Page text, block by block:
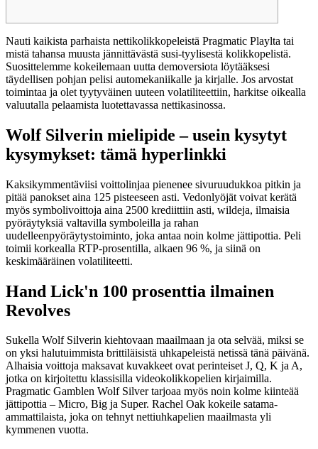
Nauti kaikista parhaista nettikolikkopeleistä Pragmatic Playlta tai
mistä tahansa muusta jännittävästä susi-tyylisestä kolikkopelistä.
Suosittelemme kokeilemaan uutta demoversiota löytääksesi
täydellisen pohjan pelisi automekaniikalle ja kirjalle. Jos arvostat
toimintaa ja olet tyytyväinen uuteen volatiliteettiin, harkitse oikealla
valuutalla pelaamista luotettavassa nettikasinossa.
Wolf Silverin mielipide – usein kysytyt
kysymykset: tämä hyperlinkki
Kaksikymmentäviisi voittolinjaa pienenee sivuruudukkoa pitkin ja
pitää panokset aina 125 pisteeseen asti. Vedonlyöjät voivat kerätä
myös symbolivoittoja aina 2500 krediittiin asti, wildeja, ilmaisia ​​
pyöräytyksiä valtavilla symboleilla ja rahan
uudelleenpyöräytystoiminto, joka antaa noin kolme jättipottia. Peli
toimii korkealla RTP-prosentilla, alkaen 96 %, ja siinä on
keskimääräinen volatiliteetti.
Hand Lick'n 100 prosenttia ilmainen
Revolves
Sukella Wolf Silverin kiehtovaan maailmaan ja ota selvää, miksi se
on yksi halutuimmista brittiläisistä uhkapeleistä netissä tänä päivänä.
Alhaisia ​​voittoja maksavat kuvakkeet ovat perinteiset J, Q, K ja A,
jotka on kirjoitettu klassisilla videokolikkopelien kirjaimilla.
Pragmatic Gamblen Wolf Silver tarjoaa myös noin kolme kiinteää
jättipottia – Micro, Big ja Super. Rachel Oak kokeile satama-
ammattilaista, joka on tehnyt nettiuhkapelien maailmasta yli
kymmenen vuotta.